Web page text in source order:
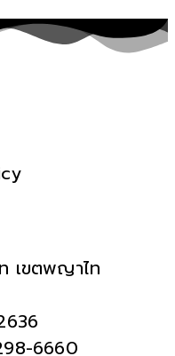
เขตพญาไท
6660